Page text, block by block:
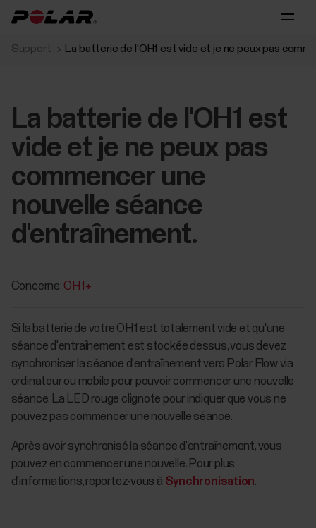
Support La batterie de l'OH1 est vide et je ne peux pas
La batterie de l'OH1 est
vide et je ne peux pas
commencer une
nouvelle séance
d'entraînement.
Concerne: OH1+
Si la batterie de votre OH1 est totalement vide et qu'une
séance d'entraînement est stockée dessus, vous devez
synchroniser la séance d'entraînement vers Polar Flow via
ordinateur ou mobile pour pouvoir commencer une nouvelle
séance. La LED rouge clignote pour indiquer que vous ne
pouvez pas commencer une nouvelle séance.
Après avoir synchronisé la séance d'entraînement, vous
pouvez en commencer une nouvelle. Pour plus
d'informations, reportez-vous à Synchronisation.